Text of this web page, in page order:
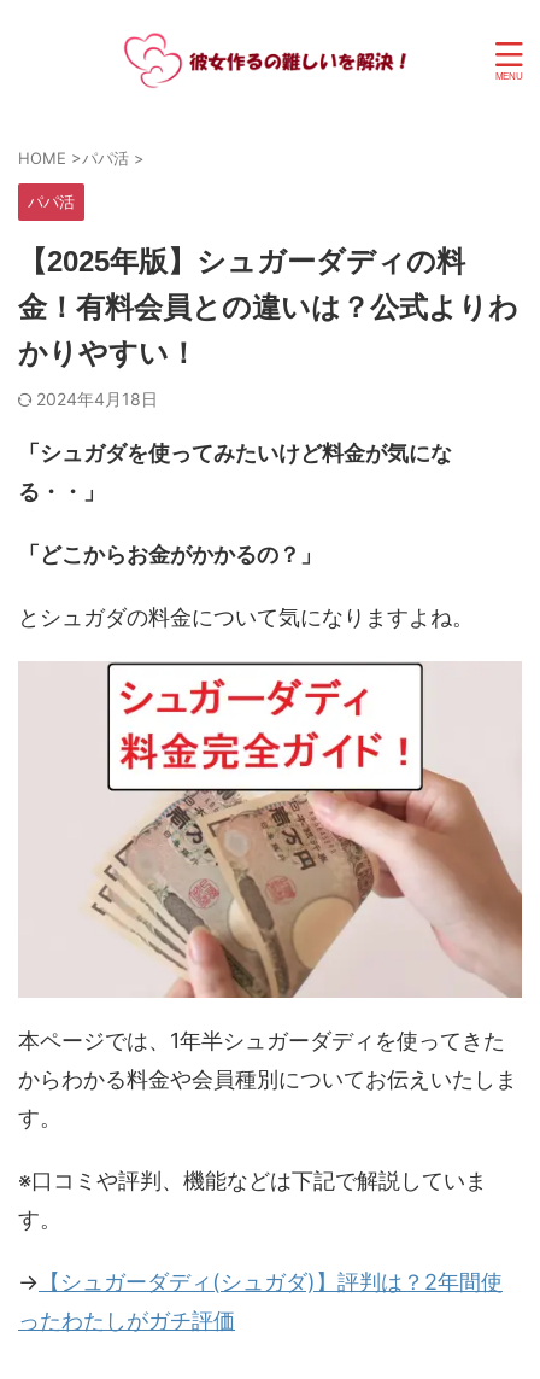
HOME >パパ活 >
パパ活
【2025年版】シュガーダディの料
金！有料会員との違いは？公式よりわ
かりやすい！
2024年4月18日
「シュガダを使ってみたいけど料金が気にな
る・・」
「どこからお金がかかるの？」
とシュガダの料金について気になりますよね。
本ページでは、1年半シュガーダディを使ってきた
からわかる料金や会員種別についてお伝えいたしま
す。
※口コミや評判、機能などは下記で解説していま
す。
→ 【シュガーダディ(シュガダ)】評判は？2年間使
ったわたしがガチ評価